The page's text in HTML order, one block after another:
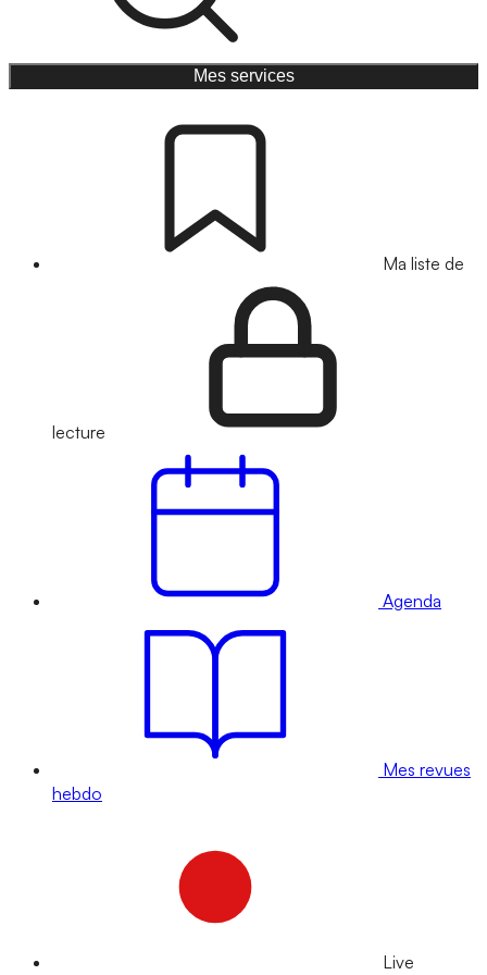
Mes services
Ma liste de
lecture
Agenda
Mes revues
hebdo
Live